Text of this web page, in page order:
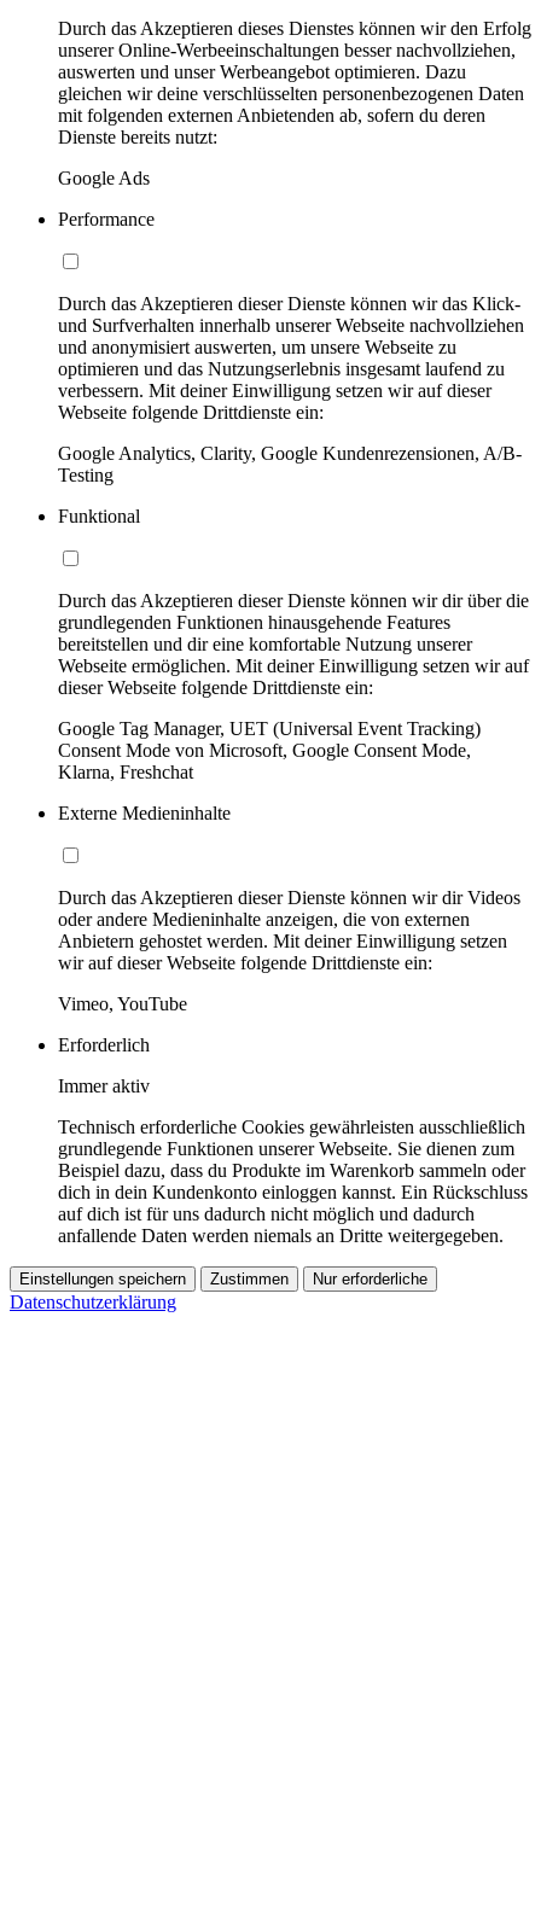
Durch das Akzeptieren dieses Dienstes können wir den Erfolg
unserer Online-Werbeeinschaltungen besser nachvollziehen,
auswerten und unser Werbeangebot optimieren. Dazu
gleichen wir deine verschlüsselten personenbezogenen Daten
mit folgenden externen Anbietenden ab, sofern du deren
Dienste bereits nutzt:
Google Ads
Performance
Durch das Akzeptieren dieser Dienste können wir das Klick-
und Surfverhalten innerhalb unserer Webseite nachvollziehen
und anonymisiert auswerten, um unsere Webseite zu
optimieren und das Nutzungserlebnis insgesamt laufend zu
verbessern. Mit deiner Einwilligung setzen wir auf dieser
Webseite folgende Drittdienste ein:
Google Analytics, Clarity, Google Kundenrezensionen, A/B-
Testing
Funktional
Durch das Akzeptieren dieser Dienste können wir dir über die
grundlegenden Funktionen hinausgehende Features
bereitstellen und dir eine komfortable Nutzung unserer
Webseite ermöglichen. Mit deiner Einwilligung setzen wir auf
dieser Webseite folgende Drittdienste ein:
Google Tag Manager, UET (Universal Event Tracking)
Consent Mode von Microsoft, Google Consent Mode,
Klarna, Freshchat
Externe Medieninhalte
Durch das Akzeptieren dieser Dienste können wir dir Videos
oder andere Medieninhalte anzeigen, die von externen
Anbietern gehostet werden. Mit deiner Einwilligung setzen
wir auf dieser Webseite folgende Drittdienste ein:
Vimeo, YouTube
Erforderlich
Immer aktiv
Technisch erforderliche Cookies gewährleisten ausschließlich
grundlegende Funktionen unserer Webseite. Sie dienen zum
Beispiel dazu, dass du Produkte im Warenkorb sammeln oder
dich in dein Kundenkonto einloggen kannst. Ein Rückschluss
auf dich ist für uns dadurch nicht möglich und dadurch
anfallende Daten werden niemals an Dritte weitergegeben.
Einstellungen speichern Zustimmen Nur erforderliche
Datenschutzerklärung